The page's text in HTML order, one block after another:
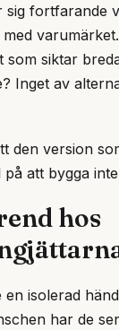
sig fortfarande
som siktar
Inget av
den version
att bygga
hos
isolerad
har de